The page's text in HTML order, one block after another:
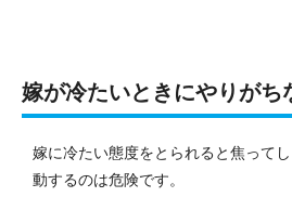
嫁が冷たいときにやりがち
嫁に冷たい態度をとられると焦って
動するのは危険です。